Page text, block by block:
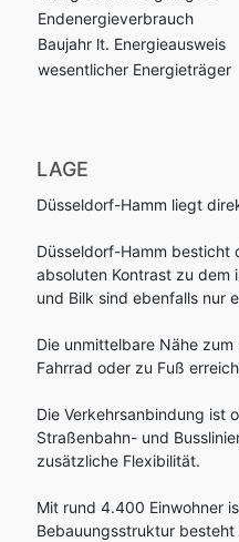
Endenergieverbrauch
Baujahr lt. Energieausweis
wesentlicher Energieträger
LAGE
Düsseldorf-Hamm liegt
Düsseldorf-Hamm besticht
absoluten Kontrast zu dem
und Bilk sind ebenfalls nur
Die unmittelbare Nähe
Fahrrad oder zu Fuß
Die Verkehrsanbindung ist
Straßenbahn- und
zusätzliche Flexibilität.
Mit rund 4.400 Einwohner
Bebauungsstruktur